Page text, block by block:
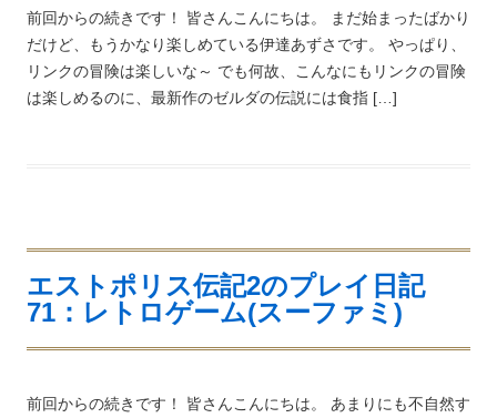
前回からの続きです！ 皆さんこんにちは。 まだ始まったばかり
だけど、もうかなり楽しめている伊達あずさです。 やっぱり、
リンクの冒険は楽しいな～ でも何故、こんなにもリンクの冒険
は楽しめるのに、最新作のゼルダの伝説には食指 […]
エストポリス伝記2のプレイ日記
71：レトロゲーム(スーファミ)
前回からの続きです！ 皆さんこんにちは。 あまりにも不自然す